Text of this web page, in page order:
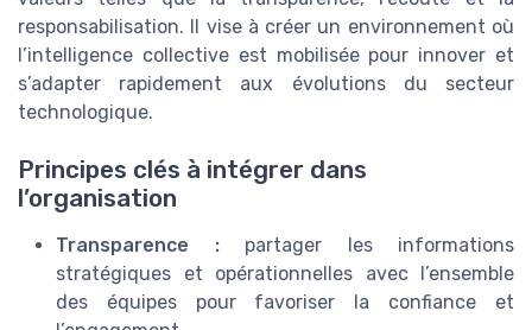
responsabilisation. Il vise à créer un environnement où
l’intelligence collective est mobilisée pour innover et
s’adapter rapidement aux évolutions du secteur
technologique.
Principes clés à intégrer dans
l’organisation
Transparence :partager les informations
stratégiques et opérationnelles avec l’ensemble
des équipes pour favoriser la confiance et